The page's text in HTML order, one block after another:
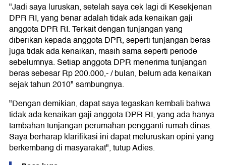
"Jadi saya luruskan, setelah saya cek lagi di Kesekjenan
DPR RI, yang benar adalah tidak ada kenaikan gaji
anggota DPR RI. Terkait dengan tunjangan yang
diberikan kepada anggota DPR, seperti tunjangan beras
juga tidak ada kenaikan, masih sama seperti periode
sebelumnya. Setiap anggota DPR menerima tunjangan
beras sebesar Rp 200.000,- / bulan, belum ada kenaikan
sejak tahun 2010" sambungnya.
"Dengan demikian, dapat saya tegaskan kembali bahwa
tidak ada kenaikan gaji anggota DPR RI, yang ada hanya
tambahan tunjangan perumahan pengganti rumah dinas.
Saya berharap klarifikasi ini dapat meluruskan opini yang
berkembang di masyarakat", tutup Adies.